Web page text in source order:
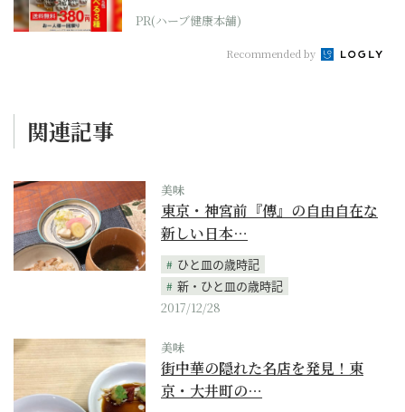
PR(ハーブ健康本舗)
Recommended by
関連記事
美味
東京・神宮前『傳』の自由自在な
新しい日本…
ひと皿の歳時記
新・ひと皿の歳時記
2017/12/28
美味
街中華の隠れた名店を発見！東
京・大井町の…